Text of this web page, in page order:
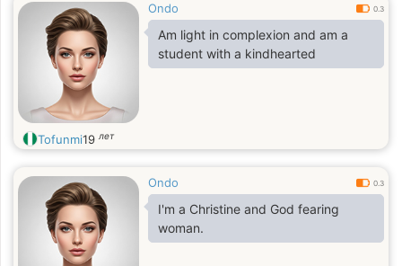
Ondo 0.3
Am light in complexion and am a
student with a kindhearted
Tofunmi19 лет
Ondo 0.3
I'm a Christine and God fearing
woman.